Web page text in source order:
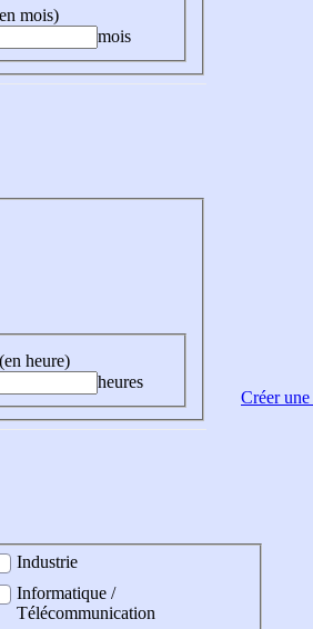
mois)
mois
heure)
heures
Industrie
Informatique /
Télécommunication
Créer une